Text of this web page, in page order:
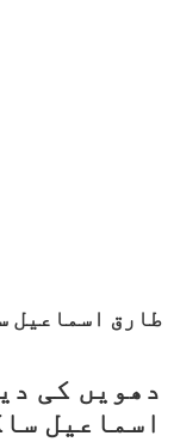
طارق اسماعیل
دھویں کی
اسماعیل